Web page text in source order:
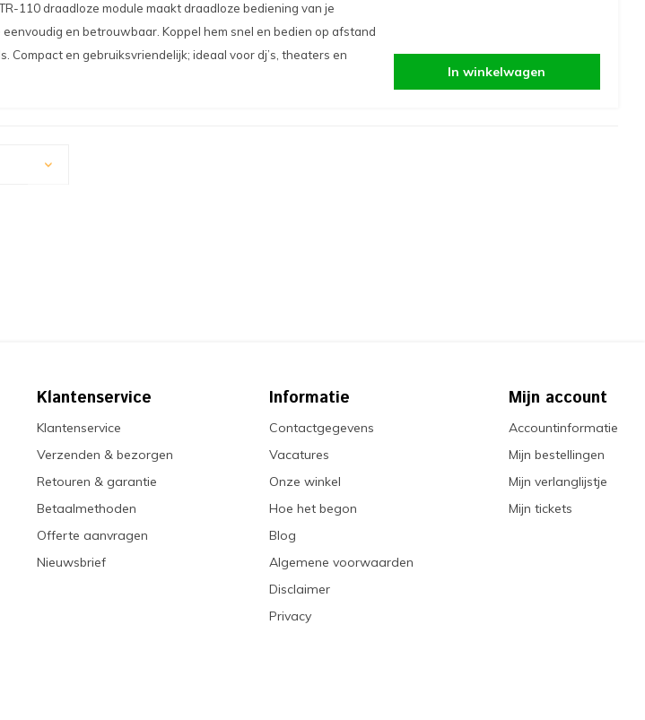
110 draadloze module maakt draadloze bediening van je
en betrouwbaar. Koppel hem snel en bedien op afstand
Compact en gebruiksvriendelijk; ideaal voor dj’s, theaters en
In winkelwagen
Klantenservice
Klantenservice
Verzenden & bezorgen
Retouren & garantie
Betaalmethoden
Offerte aanvragen
Nieuwsbrief
Informatie
Contactgegevens
Vacatures
Onze winkel
Hoe het begon
Blog
Algemene voorwaarden
Disclaimer
Privacy
Mijn account
Accountinformatie
Mijn bestellingen
Mijn verlanglijstje
Mijn tickets